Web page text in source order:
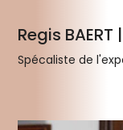
Vase chinois en